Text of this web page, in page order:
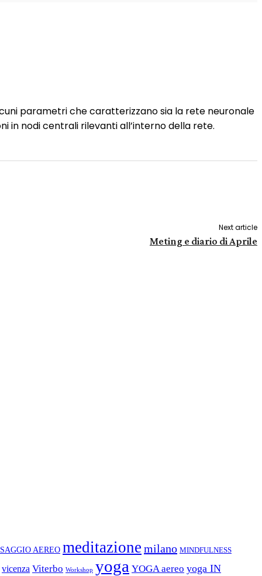
parametri che caratterizzano sia la rete neuronale
in nodi centrali rilevanti all’interno della rete.
Next article
Meting e diario di Aprile
AEREO meditazione milano MINDFULNESS
vicenza Viterbo Workshop yoga YOGA aereo yoga IN